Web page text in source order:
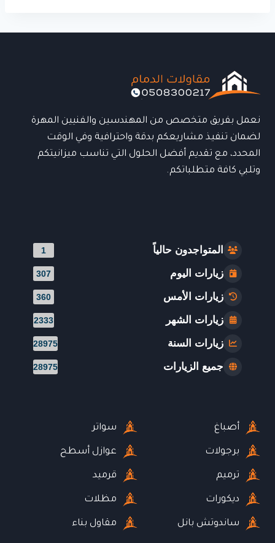
نعمل بفريق متخصص من المهندسين والفنيين المهرة
لضمان تنفيذ مشاريعكم بدقة واحترافية وفي الوقت
المحدد، مع تقديم أفضل الحلول التي تناسب ميزانيتكم
وتلبي كافة متطلباتكم.
المتواجدون حالياً 1
زيارات اليوم 307
زيارات الأمس 360
زيارات الشهر 2333
زيارات السنة 28975
جميع الزيارات 28975
أصباغ
برجولات
ترميم
ديكورات
ساندوتش بانل
سواتر
عوازل أسطح
قرميد
مظلات
مقاول بناء